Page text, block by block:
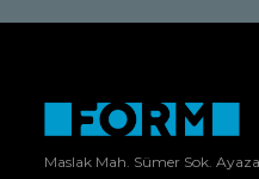
Maslak Mah. Sümer Sok.